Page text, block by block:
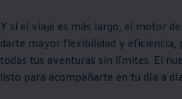
Y si el viaje es más largo, el motor
darte mayor flexibilidad y
todas tus aventuras sin límites. El
listo para acompañarte en tu día a